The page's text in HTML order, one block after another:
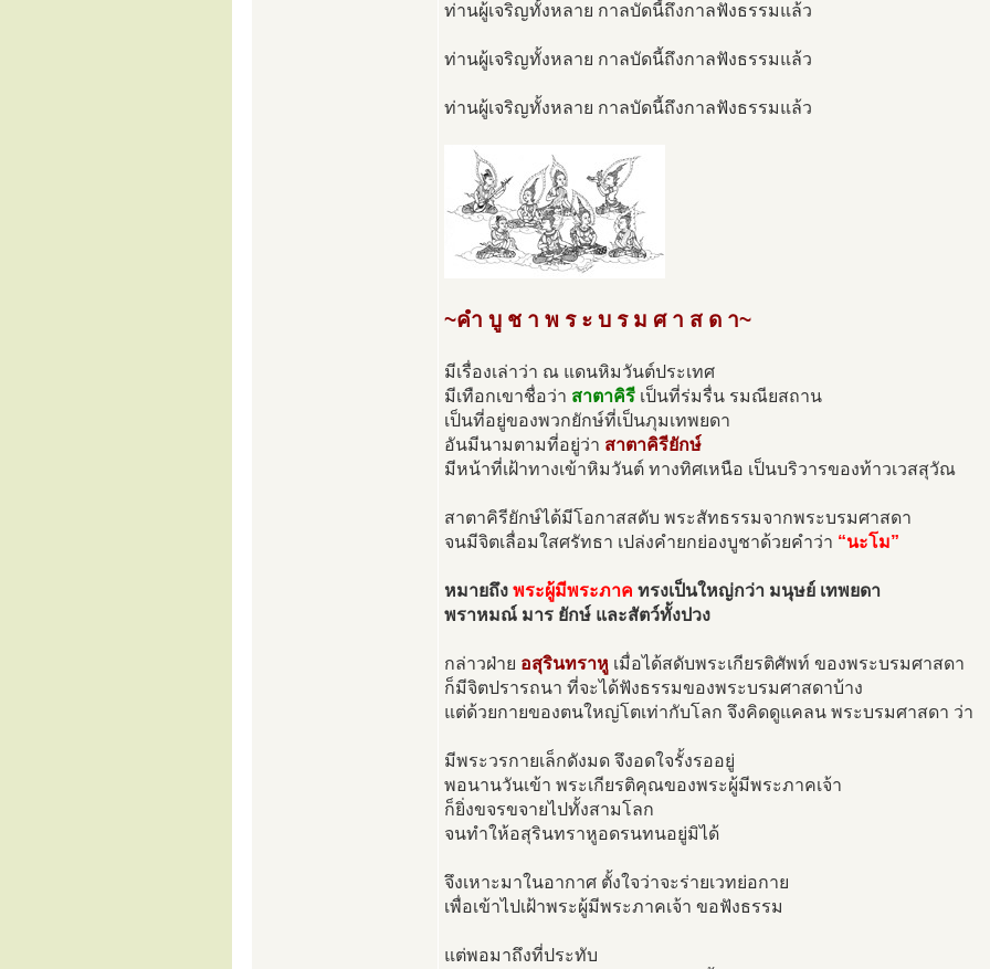
ท่านผู้เจริญทั้งหลาย กาลบัดนี้ถึงกาลฟังธรรมแล้ว
ท่านผู้เจริญทั้งหลาย กาลบัดนี้ถึงกาลฟังธรรมแล้ว
ท่านผู้เจริญทั้งหลาย กาลบัดนี้ถึงกาลฟังธรรมแล้ว
~คำ บู ช า พ ร ะ บ ร ม ศ า ส ด า~
มีเรื่องเล่าว่า ณ แดนหิมวันต์ประเทศ
มีเทือกเขาชื่อว่า สาตาคิรี เป็นที่ร่มรื่น รมณียสถาน
เป็นที่อยู่ของพวกยักษ์ที่เป็นภุมเทพยดา
อันมีนามตามที่อยู่ว่า สาตาคิรียักษ์
มีหน้าที่เฝ้าทางเข้าหิมวันต์ ทางทิศเหนือ เป็นบริวารของท้าวเวสสุวัณ
สาตาคิรียักษ์ได้มีโอกาสสดับ พระสัทธรรมจากพระบรมศาสดา
จนมีจิตเลื่อมใสศรัทธา เปล่งคำยกย่องบูชาด้วยคำว่า “นะโม”
หมายถึง พระผู้มีพระภาค ทรงเป็นใหญ่กว่า มนุษย์ เทพยดา
พราหมณ์ มาร ยักษ์ และสัตว์ทั้งปวง
กล่าวฝ่าย อสุรินทราหู เมื่อได้สดับพระเกียรติศัพท์ ของพระบรมศาสดา
ก็มีจิตปรารถนา ที่จะได้ฟังธรรมของพระบรมศาสดาบ้าง
แต่ด้วยกายของตนใหญ่โตเท่ากับโลก จึงคิดดูแคลน พระบรมศาสดา ว่า
มีพระวรกายเล็กดังมด จึงอดใจรั้งรออยู่
พอนานวันเข้า พระเกียรติคุณของพระผู้มีพระภาคเจ้า
ก็ยิ่งขจรขจายไปทั้งสามโลก
จนทำให้อสุรินทราหูอดรนทนอยู่มิได้
จึงเหาะมาในอากาศ ตั้งใจว่าจะร่ายเวทย่อกาย
เพื่อเข้าไปเฝ้าพระผู้มีพระภาคเจ้า ขอฟังธรรม
แต่พอมาถึงที่ประทับ